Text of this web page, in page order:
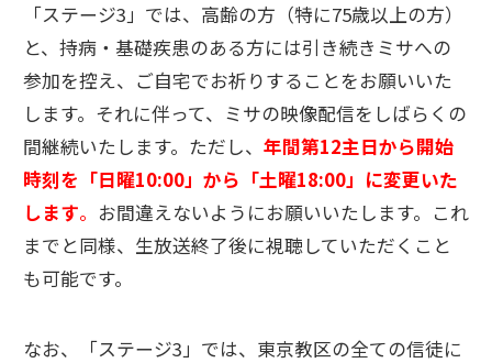
「ステージ3」では、高齢の方（特に75歳以上の方）
と、持病・基礎疾患のある方には引き続きミサへの
参加を控え、ご自宅でお祈りすることをお願いいた
します。それに伴って、ミサの映像配信をしばらくの
間継続いたします。ただし、 年間第12主日から開始
時刻を「日曜10:00」から「土曜18:00」に変更いた
します。 お間違えないようにお願いいたします。これ
までと同様、生放送終了後に視聴していただくこと
も可能です。
なお、「ステージ3」では、東京教区の全ての信徒に